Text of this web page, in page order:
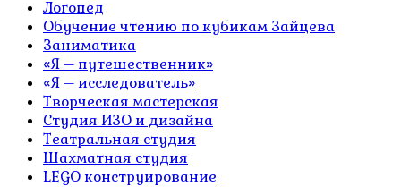
Логопед
Обучение чтению по кубикам Зайцева
Заниматика
«Я – путешественник»
«Я – исследователь»
Творческая мастерская
Студия ИЗО и дизайна
Театральная студия
Шахматная студия
LEGO конструирование